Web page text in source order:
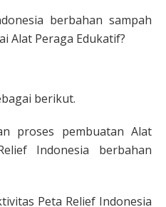
berbahan sampah
Alat Peraga Edukatif?
berikut.
proses pembuatan Alat
Indonesia berbahan
Peta Relief Indonesia